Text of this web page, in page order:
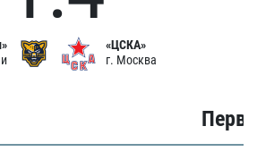
«ЦСКА»
г. Москва